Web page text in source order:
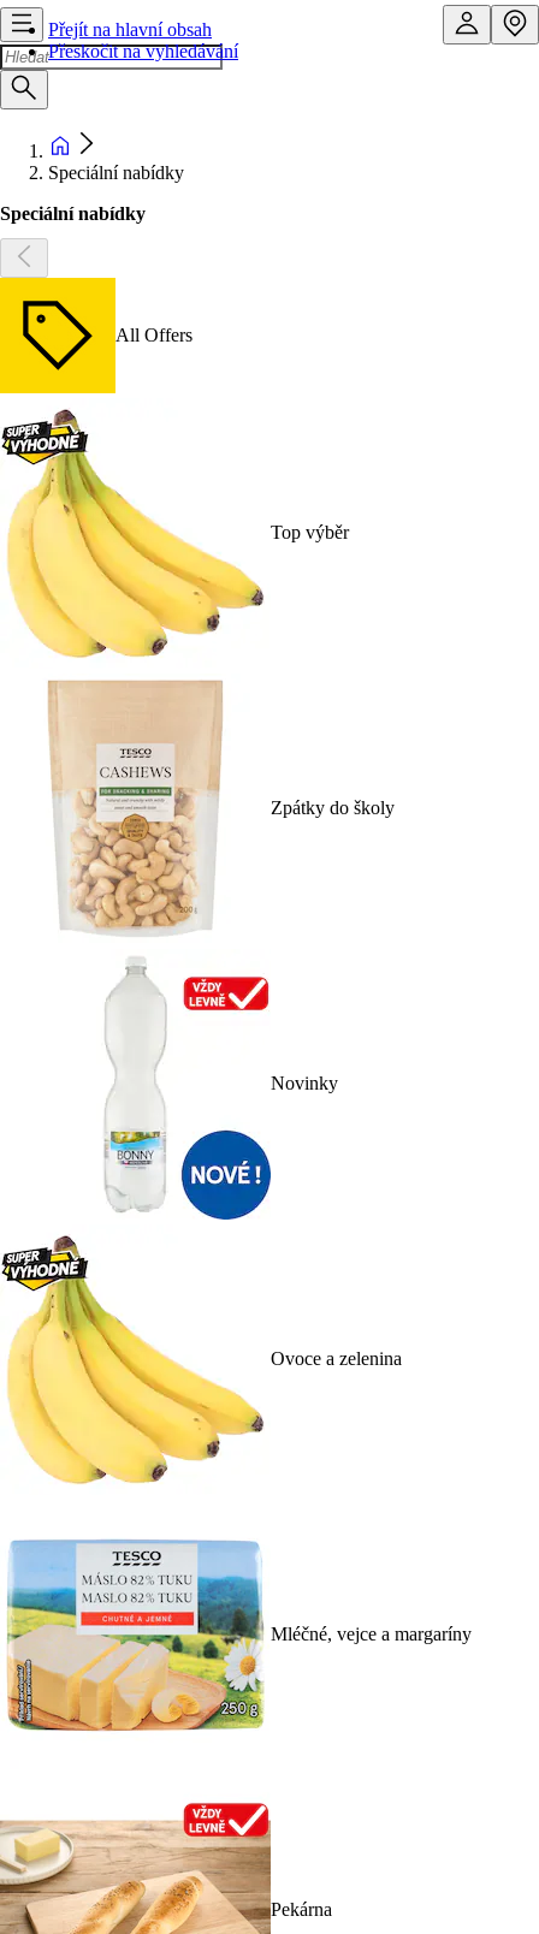
Přejít na hlavní obsah
Přeskočit na vyhledávání
Speciální nabídky
Speciální nabídky
All Offers
Top výběr
Zpátky do školy
Novinky
Ovoce a zelenina
Mléčné, vejce a margaríny
Pekárna